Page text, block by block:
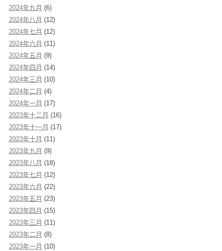
2024年九月 (6)
2024年八月 (12)
2024年七月 (12)
2024年六月 (11)
2024年五月 (9)
2024年四月 (14)
2024年三月 (10)
2024年二月 (4)
2024年一月 (17)
2023年十二月 (16)
2023年十一月 (17)
2023年十月 (11)
2023年九月 (9)
2023年八月 (18)
2023年七月 (12)
2023年六月 (22)
2023年五月 (23)
2023年四月 (15)
2023年三月 (11)
2023年二月 (8)
2023年一月 (10)